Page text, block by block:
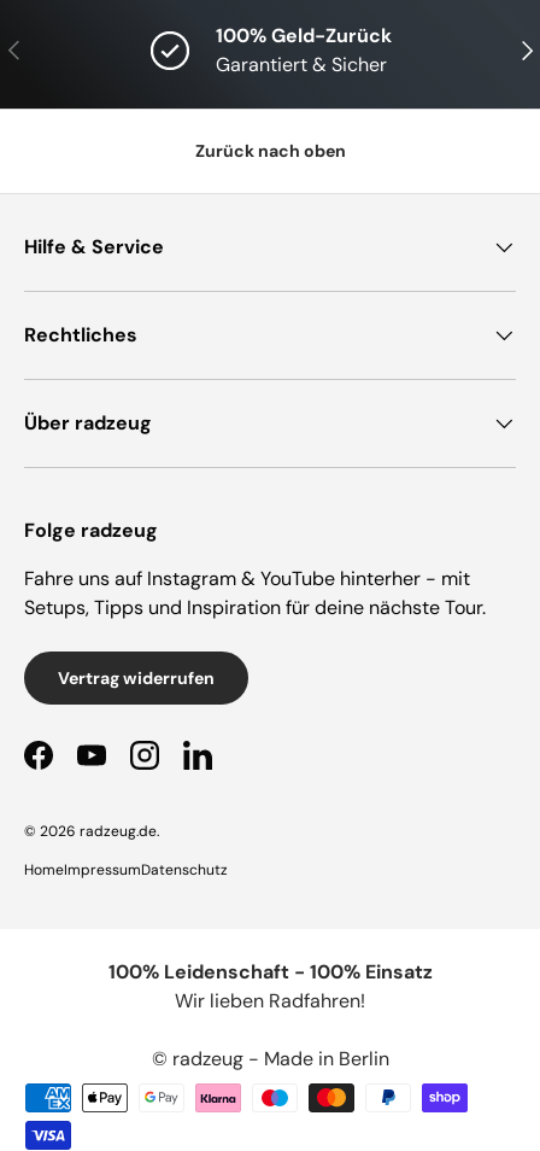
Vorherige
100% Geld-Zurück
Garantiert & Sicher
Zurück nach oben
Hilfe & Service
Rechtliches
Über radzeug
Folge radzeug
Fahre uns auf Instagram & YouTube hinterher - mit
Setups, Tipps und Inspiration für deine nächste Tour.
Vertrag widerrufen
FacebookYouTubeInstagramLinkedIn
© 2026 radzeug.de.
HomeImpressumDatenschutz
100% Leidenschaft - 100% Einsatz
Wir lieben Radfahren!
© radzeug - Made in Berlin